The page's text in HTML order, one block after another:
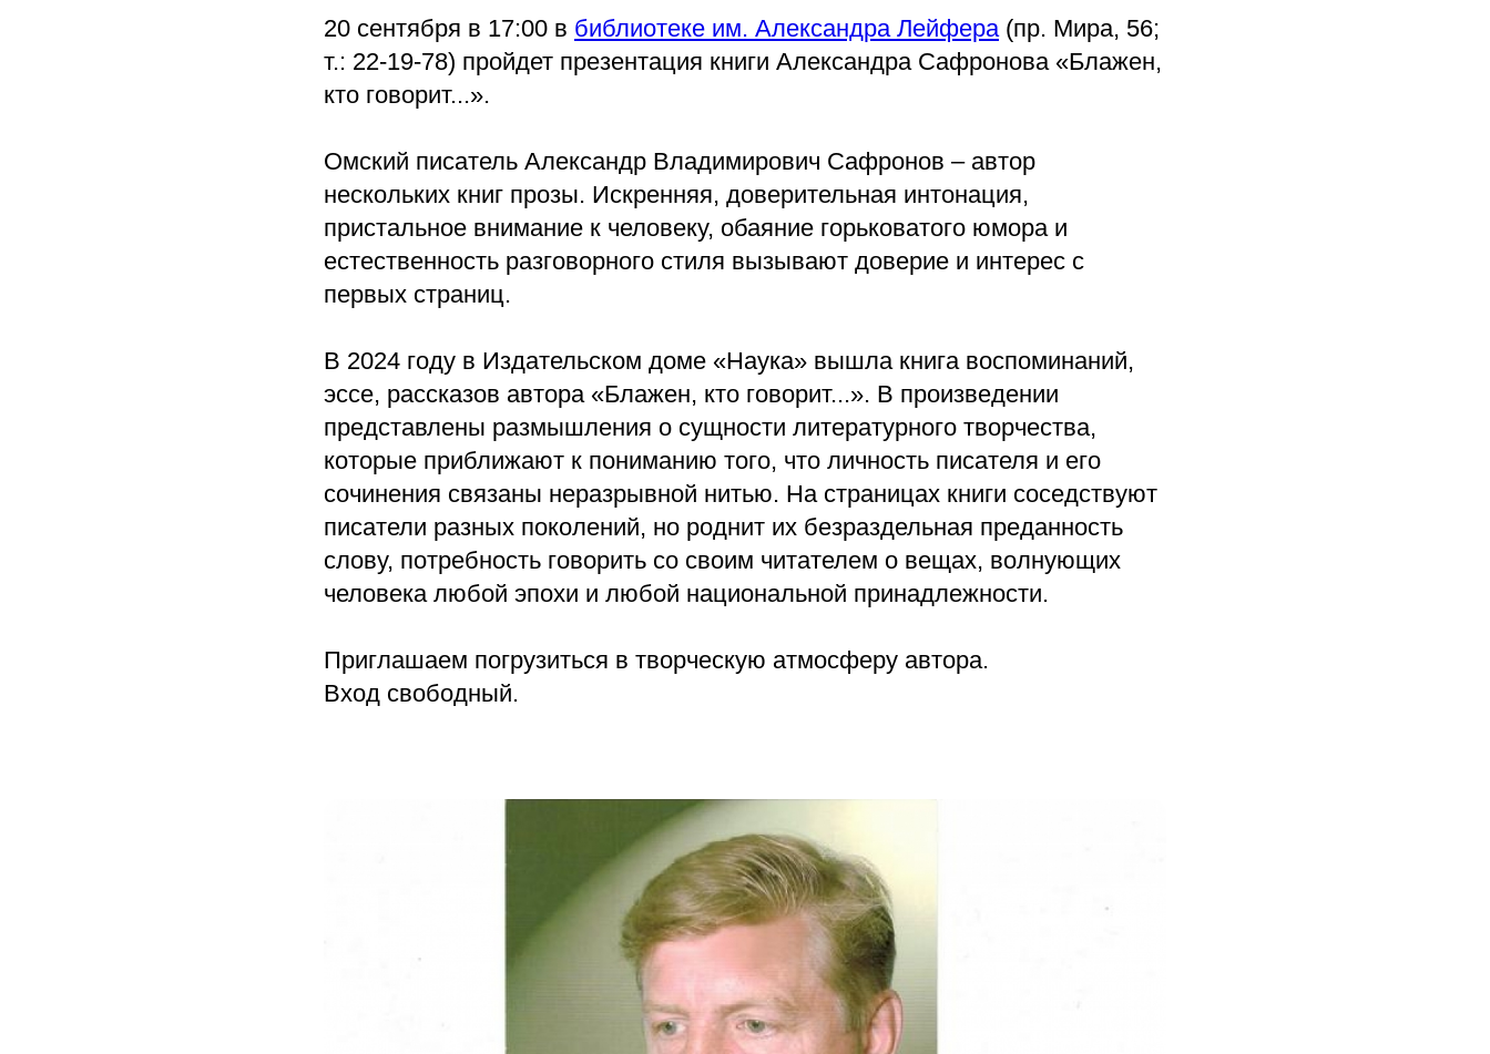
20 сентября в 17:00 в библиотеке им. Александра Лейфера(пр. Мира, 56;
т.: 22-19-78) пройдет презентация книги Александра Сафронова «Блажен,
кто говорит...».
Омский писатель Александр Владимирович Сафронов – автор
нескольких книг прозы. Искренняя, доверительная интонация,
пристальное внимание к человеку, обаяние горьковатого юмора и
естественность разговорного стиля вызывают доверие и интерес с
первых страниц.
В 2024 году в Издательском доме «Наука» вышла книга воспоминаний,
эссе, рассказов автора «Блажен, кто говорит...». В произведении
представлены размышления о сущности литературного творчества,
которые приближают к пониманию того, что личность писателя и его
сочинения связаны неразрывной нитью. На страницах книги соседствуют
писатели разных поколений, но роднит их безраздельная преданность
слову, потребность говорить со своим читателем о вещах, волнующих
человека любой эпохи и любой национальной принадлежности.
Приглашаем погрузиться в творческую атмосферу автора.
Вход свободный.